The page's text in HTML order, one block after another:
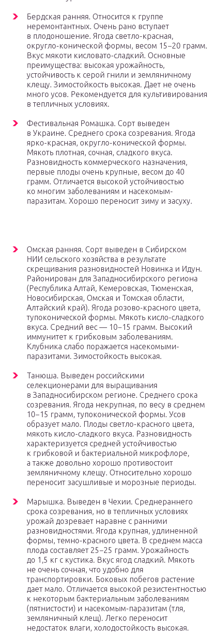
Бердская ранняя. Относится к группе
неремонтантных. Очень рано вступает
в плодоношение. Ягода светло-красная,
округло-конической формы, весом 15−20 грамм.
Вкус мякоти кисловато-сладкий. Основные
преимущества: высокая урожайность,
устойчивость к серой гнили и земляничному
клещу. Зимостойкость высокая. Дает не очень
много усов. Рекомендуется для культивирования
в тепличных условиях.
Фестивальная Ромашка. Сорт выведен
в Украине. Среднего срока созревания. Ягода
ярко-красная, округло-конической формы.
Мякоть плотная, сочная, сладкого вкуса.
Разновидность коммерческого назначения,
первые плоды очень крупные, весом до 40
грамм. Отличается высокой устойчивостью
ко многим заболеваниям и насекомым-
паразитам. Хорошо переносит зиму и засуху.
Омская ранняя. Сорт выведен в Сибирском
НИИ сельского хозяйства в результате
скрещивания разновидностей Новинка и Идун.
Районирован для Западносибирского региона
(Республика Алтай, Кемеровская, Тюменская,
Новосибирская, Омская и Томская области,
Алтайский край). Ягода розово-красного цвета,
тупоконической формы. Мякоть кисло-сладкого
вкуса. Средний вес — 10−15 грамм. Высокий
иммунитет к грибковым заболеваниям.
Клубника слабо поражается насекомыми-
паразитами. Зимостойкость высокая.
Танюша. Выведен российскими
селекционерами для выращивания
в Западносибирском регионе. Среднего срока
созревания. Ягода некрупная, по весу в среднем
10−15 грамм, тупоконической формы. Усов
образует мало. Плоды светло-красного цвета,
мякоть кисло-сладкого вкуса. Разновидность
характеризуется средней устойчивостью
к грибковой и бактериальной микрофлоре,
а также довольно хорошо противостоит
земляничному клещу. Относительно хорошо
переносит засушливые и морозные периоды.
Марышка. Выведен в Чехии. Среднераннего
срока созревания, но в тепличных условиях
урожай дозревает наравне с ранними
разновидностями. Ягода крупная, удлиненной
формы, темно-красного цвета. В среднем масса
плода составляет 25−25 грамм. Урожайность
до 1,5 кг с кустика. Вкус ягод сладкий. Мякоть
не очень сочная, что удобно для
транспортировки. Боковых побегов растение
дает мало. Отличается высокой резистентностью
к некоторым бактериальным заболеваниям
(пятнистости) и насекомым-паразитам (тля,
земляничный клещ). Легко переносит
недостаток влаги, холодостойкость высокая.